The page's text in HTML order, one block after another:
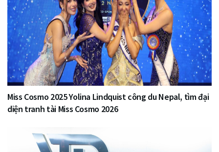
Miss Cosmo 2025 Yolina Lindquist công du Nepal, tìm đại
diện tranh tài Miss Cosmo 2026